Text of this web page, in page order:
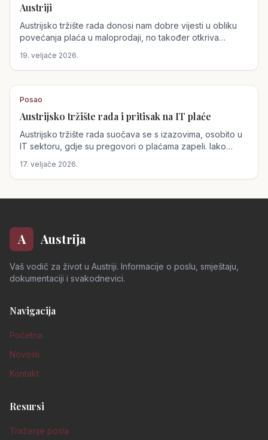
Austriji
Austrijsko tržište rada donosi nam dobre vijesti u obliku
povećanja plaća u maloprodaji, no također otkriva
mladi pripravnici u luksuznim hotelima suočavaju se s
ozbiljnim problemima, uključujući navode o zlostavljanju.
19. veljače 2026.
Posao
Austrijsko tržište rada i pritisak na IT plaće
Austrijsko tržište rada suočava se s izazovima, osobito u
IT sektoru, gdje su pregovori o plaćama zapeli. Iako
1,9%, što prijeti štrajkovima. Situacija u Njemačkoj
dodatno komplicira stanje, budući da se planira značajno
17. veljače 2026.
A Austrija
Vaš vodič za život u Austriji. Informacije o poslu, smještaju,
dokumentaciji i svakodnevici.
Navigacija
Početna
Novosti
Kontakt
Resursi
Traženje posla